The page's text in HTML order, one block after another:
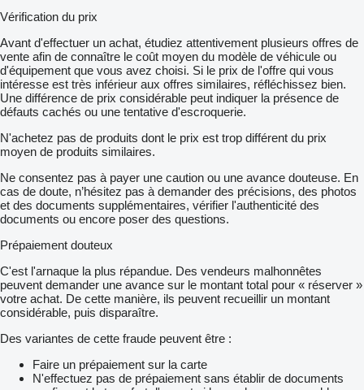
Vérification du prix
Avant d'effectuer un achat, étudiez attentivement plusieurs offres de
vente afin de connaître le coût moyen du modèle de véhicule ou
d'équipement que vous avez choisi. Si le prix de l'offre qui vous
intéresse est très inférieur aux offres similaires, réfléchissez bien.
Une différence de prix considérable peut indiquer la présence de
défauts cachés ou une tentative d'escroquerie.
N'achetez pas de produits dont le prix est trop différent du prix
moyen de produits similaires.
Ne consentez pas à payer une caution ou une avance douteuse. En
cas de doute, n’hésitez pas à demander des précisions, des photos
et des documents supplémentaires, vérifier l'authenticité des
documents ou encore poser des questions.
Prépaiement douteux
C'est l'arnaque la plus répandue. Des vendeurs malhonnêtes
peuvent demander une avance sur le montant total pour « réserver »
votre achat. De cette manière, ils peuvent recueillir un montant
considérable, puis disparaître.
Des variantes de cette fraude peuvent être :
Faire un prépaiement sur la carte
N'effectuez pas de prépaiement sans établir de documents